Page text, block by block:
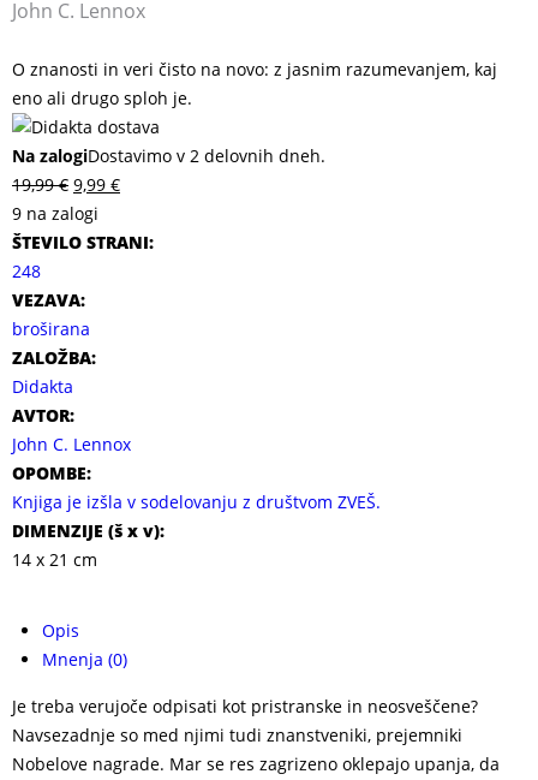
John C. Lennox
O znanosti in veri čisto na novo: z jasnim razumevanjem, kaj
eno ali drugo sploh je.
Na zalogiDostavimo v 2 delovnih dneh.
19,99€ 9,99 €
9 na zalogi
ŠTEVILO STRANI:
248
VEZAVA:
broširana
ZALOŽBA:
Didakta
AVTOR:
John C. Lennox
OPOMBE:
Knjiga je izšla v sodelovanju z društvom ZVEŠ.
DIMENZIJE (š x v):
14 x 21 cm
Opis
Mnenja (0)
Je treba verujoče odpisati kot pristranske in neosveščene?
Navsezadnje so med njimi tudi znanstveniki, prejemniki
Nobelove nagrade. Mar se res zagrizeno oklepajo upanja, da